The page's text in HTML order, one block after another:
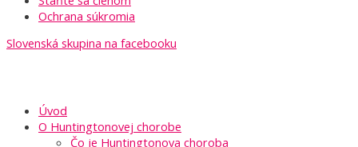
Ochrana súkromia
Slovenská skupina na facebooku
Úvod
O Huntingtonovej chorobe
Čo je Huntingtonova choroba